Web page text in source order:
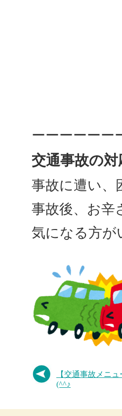
ーーーーーー
交通事故の
事故に遭い、
事故後、お辛
気になる方が
【交通事故メニ
(^^♪